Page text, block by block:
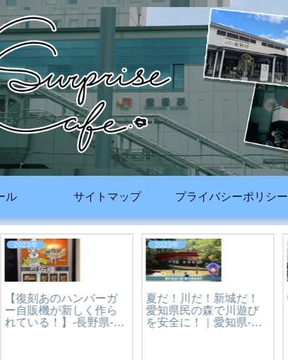
ル サイトマップ プライバシーポリシー
2026年
豊橋祇園祭2026｜約
12,000発の打上花火
2026年
究極の生クリームクレ